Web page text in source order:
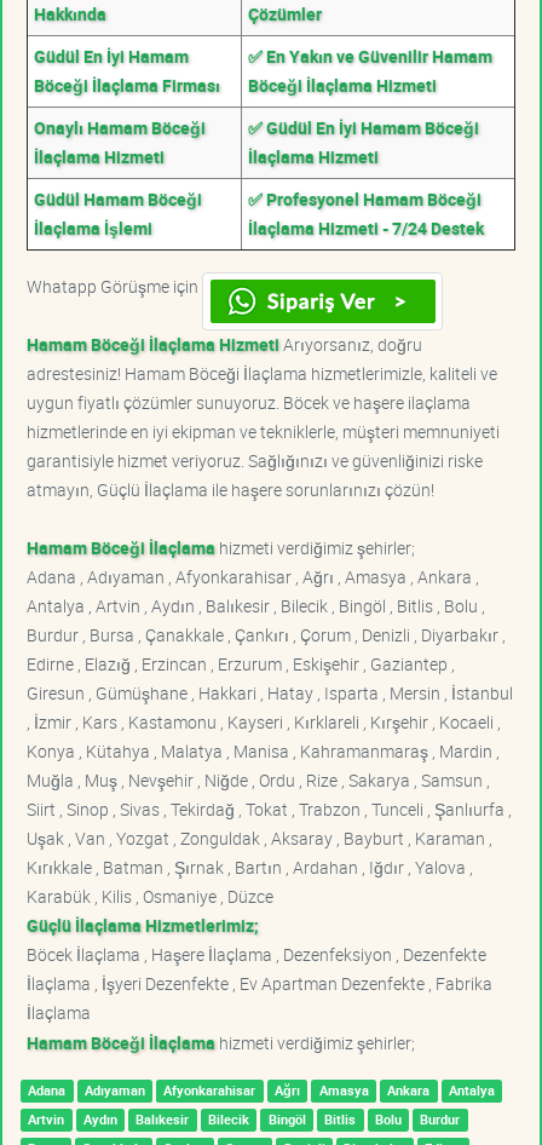
Hakkında
Çözümler
Güdül En İyi Hamam
Böceği İlaçlama Firması
✅ En Yakın ve Güvenilir Hamam
Böceği İlaçlama Hizmeti
Onaylı Hamam Böceği
İlaçlama Hizmeti
✅ Güdül En İyi Hamam Böceği
İlaçlama Hizmeti
Güdül Hamam Böceği
İlaçlama İşlemi
✅ Profesyonel Hamam Böceği
İlaçlama Hizmeti - 7/24 Destek
Whatapp Görüşme için
Hamam Böceği İlaçlama HizmetiArıyorsanız, doğru
adrestesiniz! Hamam Böceği İlaçlama hizmetlerimizle, kaliteli ve
uygun fiyatlı çözümler sunuyoruz. Böcek ve haşere ilaçlama
hizmetlerinde en iyi ekipman ve tekniklerle, müşteri memnuniyeti
garantisiyle hizmet veriyoruz. Sağlığınızı ve güvenliğinizi riske
atmayın, Güçlü İlaçlama ile haşere sorunlarınızı çözün!
Hamam Böceği İlaçlama hizmeti verdiğimiz şehirler;
Adana , Adıyaman , Afyonkarahisar , Ağrı , Amasya , Ankara ,
Antalya , Artvin , Aydın , Balıkesir , Bilecik , Bingöl , Bitlis , Bolu ,
Burdur , Bursa , Çanakkale , Çankırı , Çorum , Denizli , Diyarbakır ,
Edirne , Elazığ , Erzincan , Erzurum , Eskişehir , Gaziantep ,
Giresun , Gümüşhane , Hakkari , Hatay , Isparta , Mersin , İstanbul
, İzmir , Kars , Kastamonu , Kayseri , Kırklareli , Kırşehir , Kocaeli ,
Konya , Kütahya , Malatya , Manisa , Kahramanmaraş , Mardin ,
Muğla , Muş , Nevşehir , Niğde , Ordu , Rize , Sakarya , Samsun ,
Siirt , Sinop , Sivas , Tekirdağ , Tokat , Trabzon , Tunceli , Şanlıurfa ,
Uşak , Van , Yozgat , Zonguldak , Aksaray , Bayburt , Karaman ,
Kırıkkale , Batman , Şırnak , Bartın , Ardahan , Iğdır , Yalova ,
Karabük , Kilis , Osmaniye , Düzce
Güçlü İlaçlama Hizmetlerimiz;
Böcek İlaçlama , Haşere İlaçlama , Dezenfeksiyon , Dezenfekte
İlaçlama , İşyeri Dezenfekte , Ev Apartman Dezenfekte , Fabrika
İlaçlama
Hamam Böceği İlaçlama hizmeti verdiğimiz şehirler;
Adana Adıyaman Afyonkarahisar Ağrı Amasya Ankara
Antalya
Artvin
Aydın Balıkesir Bilecik Bingöl Bitlis Bolu
Burdur